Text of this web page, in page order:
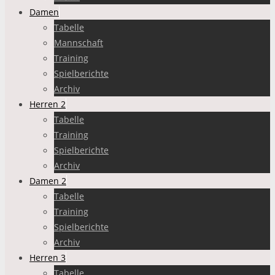
Damen
Tabelle
Mannschaft
Training
Spielberichte
Archiv
Herren 2
Tabelle
Training
Spielberichte
Archiv
Damen 2
Tabelle
Training
Spielberichte
Archiv
Herren 3